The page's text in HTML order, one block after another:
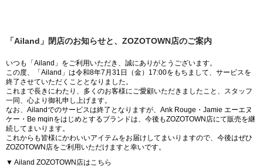
「Ailand」閉店のお知らせと、ZOZOTOWN店のご案内
いつも「Ailand」をご利用いただき、誠にありがとうございます。
この度、「Ailand」は令和8年7月31日（金）17:00をもちまして、サービスを
終了させていただくこととなりました。
これまで長きにわたり、多くのお客様にご愛顧いただきましたこと、スタッフ
一同、心より御礼申し上げます。
なお、Ailandでのサービスは終了となりますが、Ank Rouge・Jamie エーエヌ
ケー・Be mqinをはじめとするブランドは、今後もZOZOTOWN店にて販売を継
続してまいります。
これからも皆様にかわいいアイテムをお届けしてまいりますので、今後はぜひ
ZOZOTOWN店をご利用いただけますと幸いです。
▼ Ailand ZOZOTOWN店はこちら